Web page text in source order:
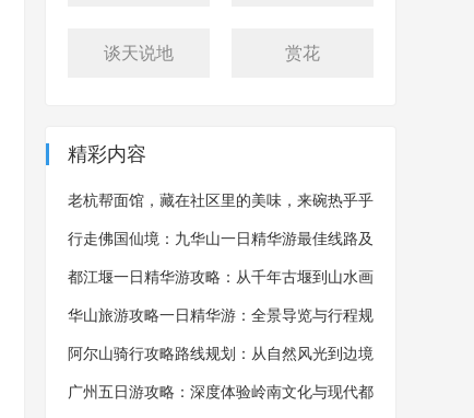
谈天说地 赏花
精彩内容
老杭帮面馆，藏在社区里的美味，来碗热乎乎
的杭帮面，吃完浑身舒畅
行走佛国仙境：九华山一日精华游最佳线路及
沿途风景概览
都江堰一日精华游攻略：从千年古堰到山水画
卷的全景探索
华山旅游攻略一日精华游：全景导览与行程规
划的艺术
阿尔山骑行攻略路线规划：从自然风光到边境
体验的探索之旅
广州五日游攻略：深度体验岭南文化与现代都